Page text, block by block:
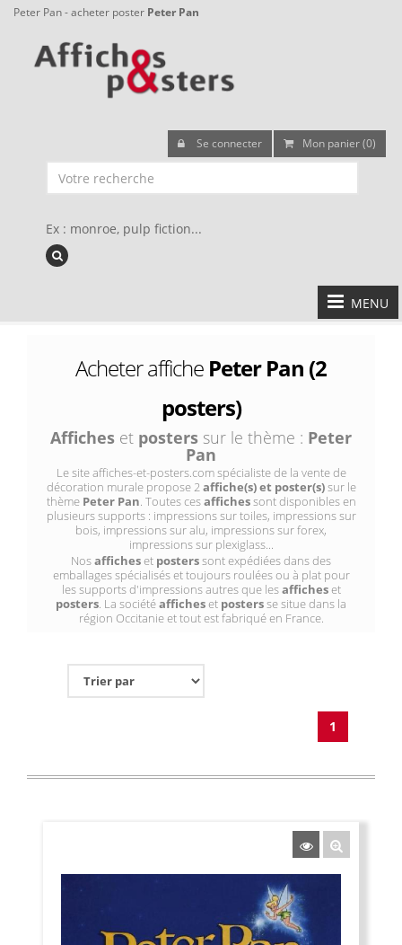
Peter Pan - acheter poster Peter Pan
Se connecter Mon panier (0)
Ex : monroe, pulp fiction...
MENU
Acheter affiche Peter Pan (2
posters)
Affiches et posters sur le thème : Peter
Pan
Le site affiches-et-posters.com spécialiste de la vente de
décoration murale propose 2affiche(s) et poster(s)sur le
thème Peter Pan. Toutes cesaffichessont disponibles en
plusieurs supports : impressions sur toiles, impressions sur
bois, impressions sur alu, impressions sur forex,
impressions sur plexiglass...
Nosafficheset posterssont expédiées dans des
emballages spécialisés et toujours roulées ou à plat pour
les supports d'impressions autres que lesafficheset
posters. La sociétéafficheset postersse situe dans la
région Occitanie et tout est fabriqué en France.
1